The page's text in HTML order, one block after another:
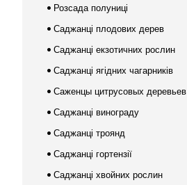
Розсада полуниці
Саджанці плодових дерев
Саджанці екзотичних рослин
Саджанці ягідних чагарників
Саженцы цитрусовых деревьев
Саджанці винограду
Саджанці троянд
Саджанці гортензії
Саджанці хвойних рослин